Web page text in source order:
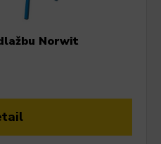
Norwit